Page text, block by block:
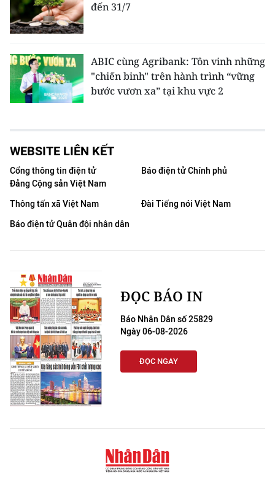
đến 31/7
ABIC cùng Agribank: Tôn vinh những
"chiến binh" trên hành trình “vững
bước vươn xa” tại khu vực 2
WEBSITE LIÊN KẾT
Cổng thông tin điện tử
Đảng Cộng sản Việt Nam
Báo điện tử Chính phủ
Thông tấn xã Việt Nam
Đài Tiếng nói Việt Nam
Báo điện tử Quân đội nhân dân
ĐỌC BÁO IN
Báo Nhân Dân số 25829
Ngày 06-08-2026
ĐỌC NGAY